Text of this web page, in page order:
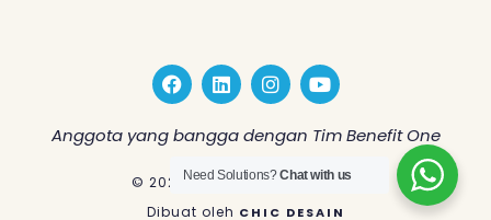
F
a
c
e
k
L
i
n
k
e
d
n
I
n
s
t
a
g
a
Y
o
u
t
b
Anggota yang bangga dengan Tim Benefit One
© 2026 Benefit One Indonesia
Dibuat oleh CHIC DESAIN
Need Solutions?Chat with us